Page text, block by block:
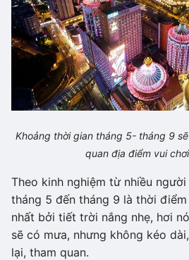
Khoảng thời gian tháng 5- tháng 9
quan địa điểm vui
Theo kinh nghiệm từ nhiều
tháng 5 đến tháng 9 là thời
nhất bởi tiết trời nắng nhẹ, hơi
sẽ có mưa, nhưng không kéo
lại, tham quan.